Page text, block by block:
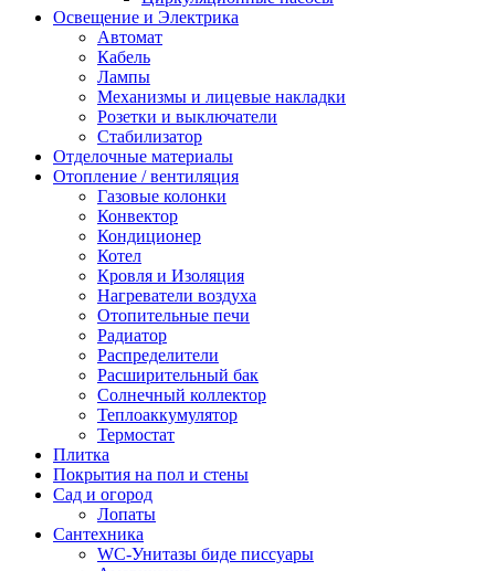
Освещение и Электрика
Автомат
Кабель
Лампы
Механизмы и лицевые накладки
Розетки и выключатели
Стабилизатор
Отделочные материалы
Отопление / вентиляция
Газовые колонки
Конвектор
Кондиционер
Котел
Кровля и Изоляция
Нагреватели воздуха
Отопительные печи
Радиатор
Распределители
Расширительный бак
Солнечный коллектор
Теплоаккумулятор
Термостат
Плитка
Покрытия на пол и стены
Сад и огород
Лопаты
Сантехника
WC-Унитазы биде писсуары